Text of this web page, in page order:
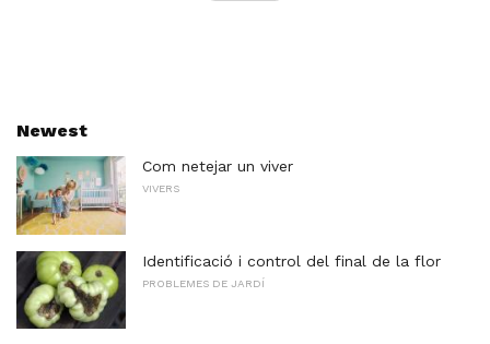
Newest
Com netejar un viver
VIVERS
Identificació i control del final de la flor
PROBLEMES DE JARDÍ